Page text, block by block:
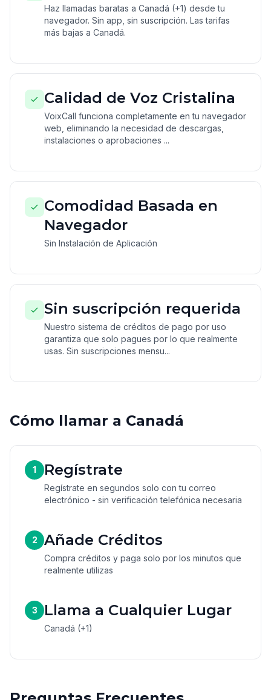
Haz llamadas baratas a Canadá (+1) desde tu
navegador. Sin app, sin suscripción. Las tarifas
más bajas a Canadá.
Calidad de Voz Cristalina
VoixCall funciona completamente en tu navegador
web, eliminando la necesidad de descargas,
instalaciones o aprobaciones ...
Comodidad Basada en
Navegador
Sin Instalación de Aplicación
Sin suscripción requerida
Nuestro sistema de créditos de pago por uso
garantiza que solo pagues por lo que realmente
usas. Sin suscripciones mensu...
Cómo llamar a Canadá
1 Regístrate
Regístrate en segundos solo con tu correo
electrónico - sin verificación telefónica necesaria
2 Añade Créditos
Compra créditos y paga solo por los minutos que
realmente utilizas
3 Llama a Cualquier Lugar
Canadá (+1)